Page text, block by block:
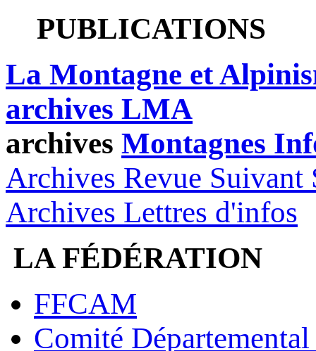
PUBLICATIONS
La Montagne et
archives LMA
archives Montagnes
Archives Revue Suivant
Archives Lettres d'infos
LA FÉDÉRATION
FFCAM
Comité